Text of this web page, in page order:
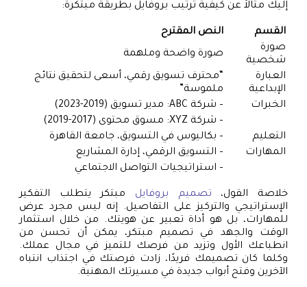
إليك مثالاً عن كيفية ترتيب بروفايل بطريقة مبتكرة:
القسم
النص المقترح
صورة
شخصية
صورة واضحة وملهمة
العبارة
الإبداعية
“محترف تسويق رقمي، أسعى لتحقيق نتائج
ملموسة”
الخبرات
– شركة ABC: مدير تسويق (2019-2023)
– شركة XYZ: مسوق محتوى (2017-2019)
التعليم
– بكاليوس في التسويق، جامعة القاهرة
المهارات
– التسويق الرقمي، إدارة المشاريع
– استراتيجيات التواصل الاجتماعي
خلاصة القول، تصميم بروفايل مبتكر يتطلب التفكير
الإستراتيجي والتركيز على التفاصيل. إنه ليس مجرد عرض
للمهارات، بل هو أداة تعبير عن هويتك. من خلال استثمار
الوقت والجهد في تصميم مبتكر، يمكن أن تحسن من
انطباعك الأول وتزيد من فرصك للتميز في مجال عملك.
وكلما كان تصميمك فريدًا، زادت فرصتك في اجتذاب انتباه
الآخرين وفتح أبواب جديدة في مسيرتك المهنية.